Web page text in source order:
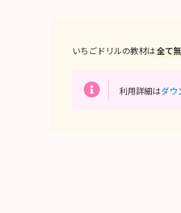
いちごドリルの教材は全て
利用詳細はダウ